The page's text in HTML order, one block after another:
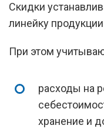
Скидки
линейку
При этом
расходы на
хранение и